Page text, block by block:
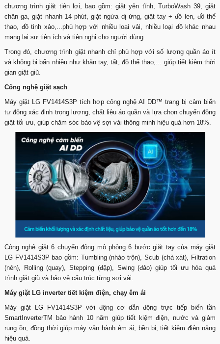
chương trình giặt tiện lợi, bao gồm: giặt yên tĩnh, TurboWash 39, giặt
chăn ga, giặt nhanh 14 phút, giặt ngừa dị ứng, giặt tay + đồ len, đồ thể
thao, đồ tinh xảo,...phù hợp với nhiều loại vải, nhiều loại đồ khác nhau
mang lại sự tiện ích và tiện nghi cho người dùng.
Trong đó, chương trình giặt nhanh chỉ phù hợp với số lượng quần áo ít
và không bị bẩn nhiều như khăn tay, tất, đồ thể thao,... giúp tiết kiệm thời
gian giặt giũ.
Công nghệ giặt sạch
Máy giặt LG FV1414S3P tích hợp công nghệ AI DD™ trang bị cảm biến
tự động xác định trọng lượng, chất liệu áo quần và lựa chọn chuyển động
giặt tối ưu, giúp chăm sóc bảo vệ sợi vải thông minh hiệu quả hơn 18%.
Công nghệ giặt 6 chuyển động mô phỏng 6 bước giặt tay của máy giặt
LG FV1414S3P bao gồm: Tumbling (nhào trộn), Scub (chà xát), Filtration
(nén), Rolling (quay), Stepping (đập), Swing (đảo) giúp tối ưu hóa quá
trình giặt giũ và bảo vệ cấu trúc từng sợi vải.
Máy giặt LG inverter tiết kiệm điện, chạy êm ái
Máy giặt LG FV1414S3P với động cơ dẫn động trực tiếp biến tần
SmartInverterTM bảo hành 10 năm giúp tiết kiệm điện, nước và giảm
rung ồn, đồng thời giúp máy vận hành êm ái, bền bỉ, tiết kiệm điện năng
hiệu quả.